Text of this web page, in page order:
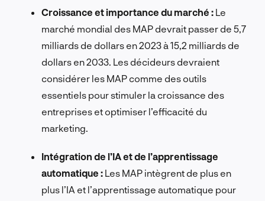
Croissance et importance du marché : Le
marché mondial des MAP devrait passer de 5,7
milliards de dollars en 2023 à 15,2 milliards de
dollars en 2033. Les décideurs devraient
considérer les MAP comme des outils
essentiels pour stimuler la croissance des
entreprises et optimiser l’efficacité du
marketing.
Intégration de l’IA et de l’apprentissage
automatique : Les MAP intègrent de plus en
plus l’IA et l’apprentissage automatique pour